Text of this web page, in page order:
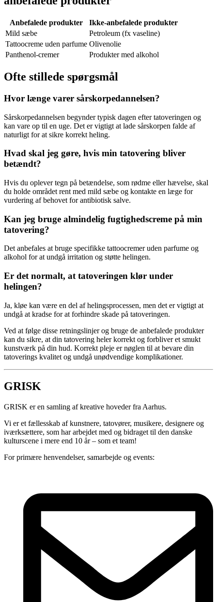
Anbefalede produkter
Ikke-anbefalede produkter
Mild sæbe
Petroleum (fx vaseline)
Tattoocreme uden parfume Olivenolie
Panthenol-cremer
Produkter med alkohol
Ofte stillede spørgsmål
Hvor længe varer sårskorpedannelsen?
Sårskorpedannelsen begynder typisk dagen efter tatoveringen og
kan vare op til en uge. Det er vigtigt at lade sårskorpen falde af
naturligt for at sikre korrekt heling.
Hvad skal jeg gøre, hvis min tatovering bliver
betændt?
Hvis du oplever tegn på betændelse, som rødme eller hævelse, skal
du holde området rent med mild sæbe og kontakte en læge for
vurdering af behovet for antibiotisk salve.
Kan jeg bruge almindelig fugtighedscreme på min
tatovering?
Det anbefales at bruge specifikke tattoocremer uden parfume og
alkohol for at undgå irritation og støtte helingen.
Er det normalt, at tatoveringen klør under
helingen?
Ja, kløe kan være en del af helingsprocessen, men det er vigtigt at
undgå at kradse for at forhindre skade på tatoveringen.
Ved at følge disse retningslinjer og bruge de anbefalede produkter
kan du sikre, at din tatovering heler korrekt og forbliver et smukt
kunstværk på din hud. Korrekt pleje er nøglen til at bevare din
tatoverings kvalitet og undgå unødvendige komplikationer.
GRISK
GRISK er en samling af kreative hoveder fra Aarhus.
Vi er et fællesskab af kunstnere, tatovører, musikere, designere og
iværksættere, som har arbejdet med og bidraget til den danske
kulturscene i mere end 10 år – som et team!
For primære henvendelser, samarbejde og events: